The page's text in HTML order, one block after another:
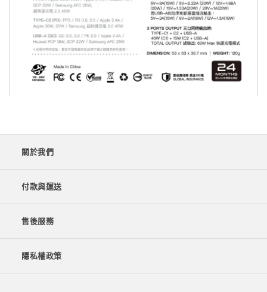
關於我們
付款與運送
售後服務
隱私權政策